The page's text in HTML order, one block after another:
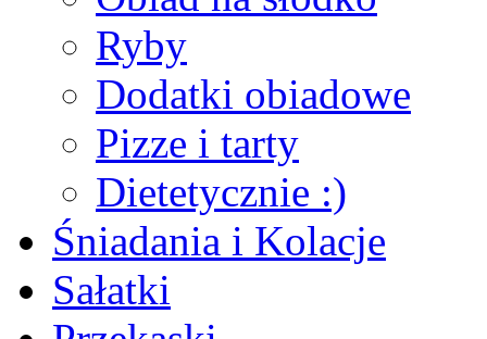
Ryby
Dodatki obiadowe
Pizze i tarty
Dietetycznie :)
Śniadania i Kolacje
Sałatki